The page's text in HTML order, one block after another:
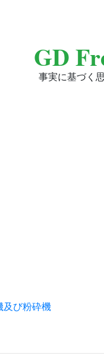
GD
事実に基づく
及び粉砕機